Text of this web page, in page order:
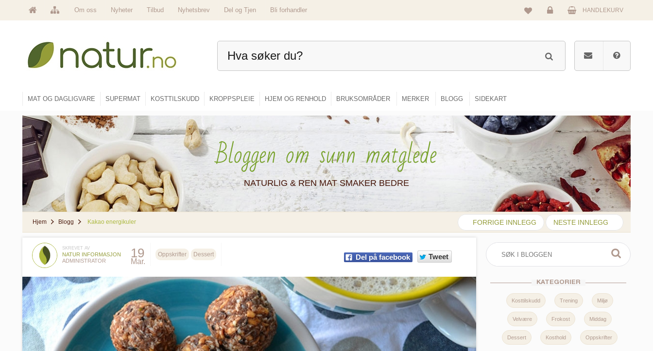
Om oss Nyheter Tilbud Nyhetsbrev Del og Tjen
Bli forhandler
Logg
HANDLEKURV
MAT OG DAGLIGVARE SUPERMAT KOSTTILSKUDD KROPPSPLEIE HJEM OG RENHOLD BRUKSOMRÅDER MERKER BLOGG SIDEKART
Bloggen om sunn matglede
NATURLIG & REN MAT SMAKER BEDRE
Hjem Blogg Kakao energikuler FORRIGE INNLEGG NESTE INNLEGG
SKREVET AV
NATUR INFORMASJON
ADMINISTRATOR
19
Mar.
Oppskrifter Dessert Del på facebook Tweet
KATEGORIER
Kosttilskudd Trening Miljø
Velvære Frokost Middag
Dessert Kosthold Oppskrifter